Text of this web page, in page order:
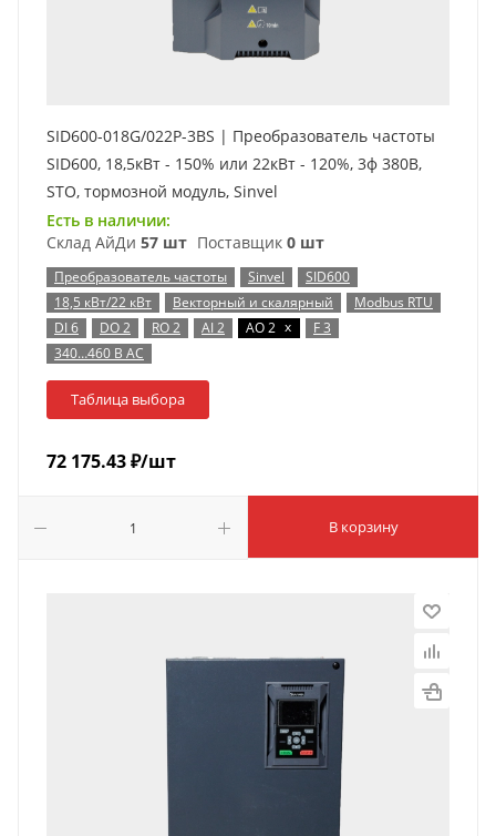
SID600-018G/022P-3BS | Преобразователь частоты
SID600, 18,5кВт - 150% или 22кВт - 120%, 3ф 380В,
STO, тормозной модуль, Sinvel
Есть в наличии:
Склад АйДи 57 шт Поставщик 0 шт
Преобразователь частоты Sinvel
SID600
18,5 кВт/22 кВт
Векторный и скалярный
Modbus RTU
DI 6
DO 2 RO 2 AI 2 AO 2 x
F 3
340…460 В AC
Таблица выбора
72 175.43₽/шт
В корзину